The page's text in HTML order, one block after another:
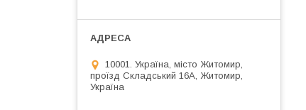
10001. Україна, місто Житомир,
проїзд Складський 16А, Житомир,
Україна